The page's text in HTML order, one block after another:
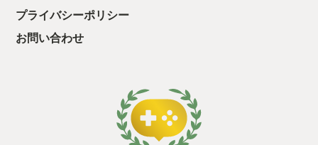
プライバシーポリシー
お問い合わせ